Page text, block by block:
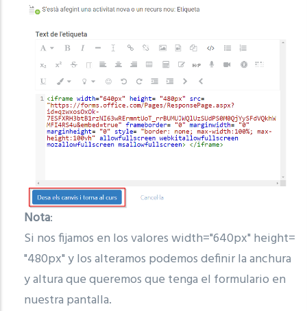
Nota:
Si nos fijamos en los valores width="640px" height=
"480px" y los alteramos podemos definir la anchura
y altura que queremos que tenga el formulario en
nuestra pantalla.